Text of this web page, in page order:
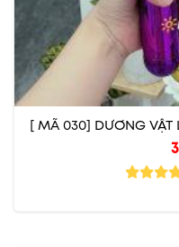
[ MÃ 030] DƯƠNG VẬT